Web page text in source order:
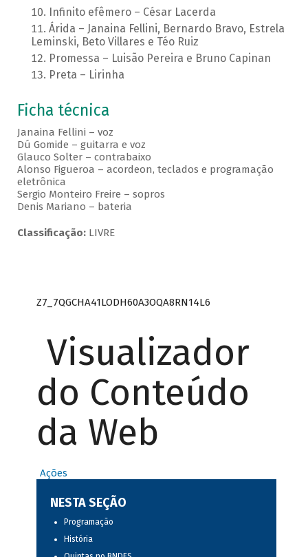
Infinito efêmero – César Lacerda
Árida – Janaina Fellini, Bernardo Bravo, Estrela
Leminski, Beto Villares e Téo Ruiz
Promessa – Luisão Pereira e Bruno Capinan
Preta – Lirinha
Ficha técnica
Janaina Fellini – voz
Dú Gomide – guitarra e voz
Glauco Solter – contrabaixo
Alonso Figueroa – acordeon, teclados e programação
eletrônica
Sergio Monteiro Freire – sopros
Denis Mariano – bateria
Classificação:LIVRE
Z7_7QGCHA41LODH60A3OQA8RN14L6
Visualizador
do Conteúdo
da Web
Ações
NESTA SEÇÃO
Programação
História